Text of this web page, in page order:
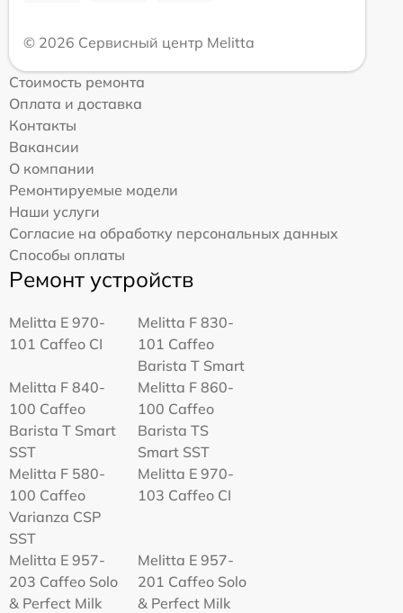
© 2026 Сервисный центр Melitta
Стоимость ремонта
Оплата и доставка
Контакты
Вакансии
О компании
Ремонтируемые модели
Наши услуги
Согласие на обработку персональных данных
Способы оплаты
Ремонт устройств
Melitta Е 970-
101 Caffeo CI
Melitta F 830-
101 Caffeo
Barista T Smart
Melitta F 840-
100 Caffeo
Barista T Smart
SST
Melitta F 860-
100 Caffeo
Barista TS
Smart SST
Melitta F 580-
100 Caffeo
Varianza CSP
SST
Melitta Е 970-
103 Caffeo CI
Melitta E 957-
203 Caffeo Solo
& Perfect Milk
Melitta E 957-
201 Caffeo Solo
& Perfect Milk